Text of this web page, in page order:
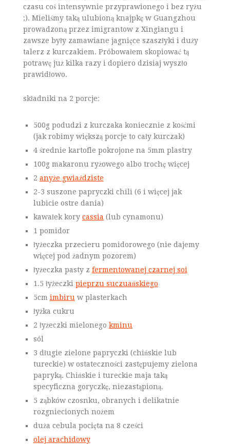
czasu coś intensywnie przyprawionego i bez ryżu
;). Mieliśmy taką ulubioną knajpkę w Guangzhou
prowadzoną przez imigrantow z Xingiangu i
zawsze były zamawiane jagnięce szaszłyki i duży
talerz z kurczakiem. Próbowałem skopiować tą
potrawę już kilka razy i dopiero dzisiaj wyszło
prawidłowo.
składniki na 2 porcje:
500g podudzi z kurczaka koniecznie z kośćmi
(jak robimy większą porcje to cały kurczak)
4 średnie kartofle pokrojone na 5mm plastry
100g makaronu ryżowego albo trochę więcej
2 anyże gwiaździste
2-3 suszone papryczki chili (6 i więcej jak
lubicie ostre dania)
kawałek kory cassia (lub cynamonu)
1 pomidor
łyżeczka przecieru pomidorowego (nie dajemy
więcej pod żadnym pozorem)
łyżeczka pasty z fermentowanej czarnej soi
1.5 łyżeczki pieprzu suczuańskiego
5cm imbiru w plasterkach
łyżka cukru
2 łyżeczki mielonego kminu
sól
3 długie zielone papryczki (chińskie lub
tureckie) w ostateczności zastępujemy zielona
papryką. Chińskie i tureckie maja taką
specyficzna goryczkę, niezastąpioną.
5 ząbków czosnku, obranych i delikatnie
rozgniecionych nożem
duża cebula pocięta na 8 cześci
olej arachidowy